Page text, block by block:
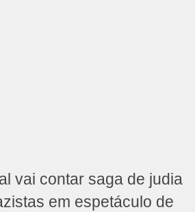
vai contar saga de judia
em espetáculo de